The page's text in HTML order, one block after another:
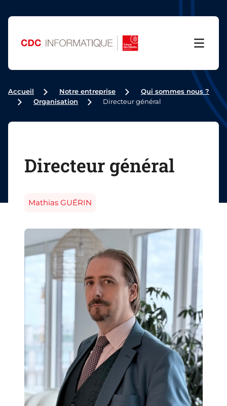
Accueil Notre entreprise
Qui sommes nous ?
Organisation
Directeur général
Directeur général
Mathias GUÉRIN